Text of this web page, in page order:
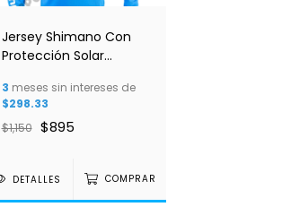
Jersey Shimano Con
Protección Solar
3 meses sin intereses de
$298.33
$1,150 $895
DETALLES COMPRAR